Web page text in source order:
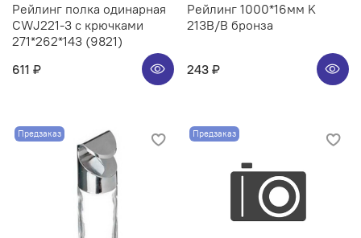
Рейлинг полка одинарная
CWJ221-3 с крючками
271*262*143 (9821)
611 ₽
Рейлинг 1000*16мм K
213B/B бронза
243 ₽
Предзаказ Предзаказ